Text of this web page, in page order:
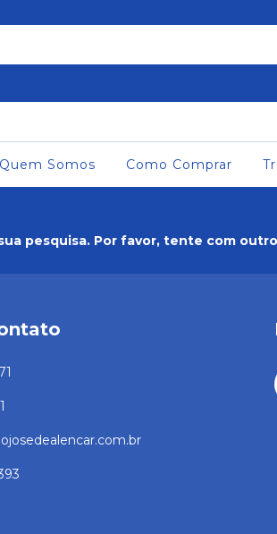
Quem Somos Como Comprar
pesquisa. Por favor, tente com